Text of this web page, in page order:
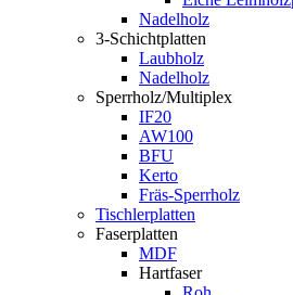
Nadelholz
3-Schichtplatten
Laubholz
Nadelholz
Sperrholz/Multiplex
IF20
AW100
BFU
Kerto
Fräs-Sperrholz
Tischlerplatten
Faserplatten
MDF
Hartfaser